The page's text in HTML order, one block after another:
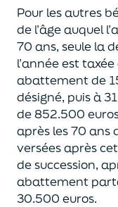
Pour les autres
de l’âgeauquel
70 ans, seule la
l’année esttaxée
abattement de
désigné, puis à
de852.500
après les 70 ans
versées après
de succession,
abattement
30.500 euros.